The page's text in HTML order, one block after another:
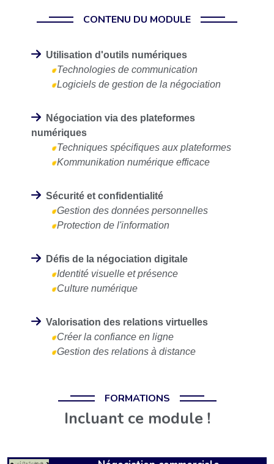
CONTENU DU MODULE
Utilisation d'outils numériques
Technologies de communication
Logiciels de gestion de la négociation
Négociation via des plateformes
numériques
Techniques spécifiques aux plateformes
Kommunikation numérique efficace
Sécurité et confidentialité
Gestion des données personnelles
Protection de l'information
Défis de la négociation digitale
Identité visuelle et présence
Culture numérique
Valorisation des relations virtuelles
Créer la confiance en ligne
Gestion des relations à distance
FORMATIONS
Incluant ce module !